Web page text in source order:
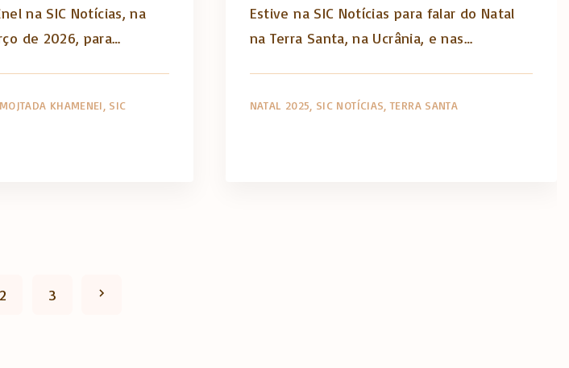
na SIC Notícias, na
de 2026, para…
MOJTADA KHAMENEI SIC
Estive na SIC Notícias para falar do Natal
na Terra Santa, na Ucrânia, e nas…
NATAL 2025 SIC NOTÍCIAS TERRA SANTA
2 3 N